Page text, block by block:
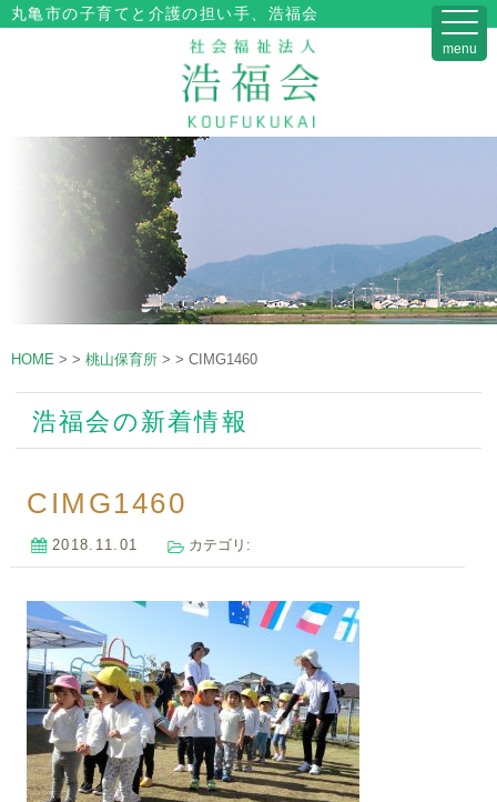
丸亀市の子育てと介護の担い手、浩福会
HOME > > 桃山保育所 > > CIMG1460
浩福会の新着情報
CIMG1460
2018.11.01 カテゴリ:
menu